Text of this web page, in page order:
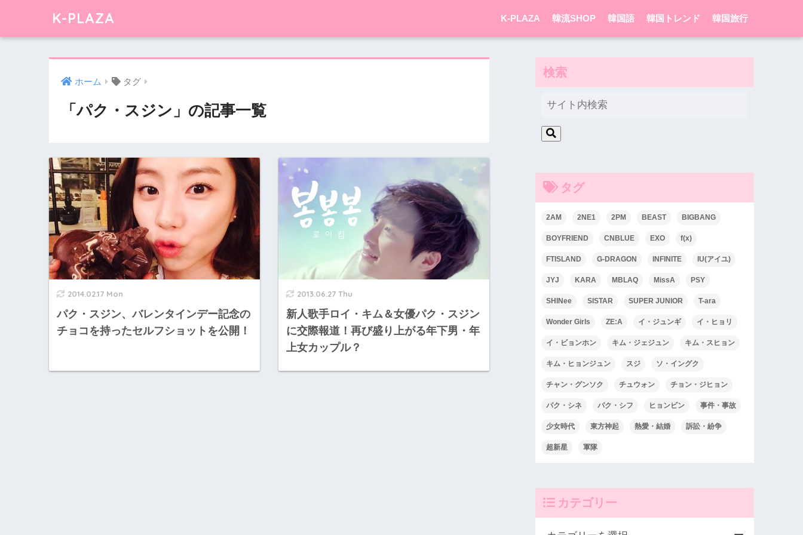
K-PLAZA K-PLAZA 韓流SHOP 韓国語 韓国トレンド 韓国旅行
ホーム タグ
「パク・スジン」の記事一覧
2014.02.17 Mon
パク・スジン、バレンタインデー記念の
チョコを持ったセルフショットを公開！
2013.06.27 Thu
新人歌手ロイ・キム＆女優パク・スジン
に交際報道！再び盛り上がる年下男・年
上女カップル？
検索
タグ
2AM 2NE1 2PM BEAST BIGBANG
BOYFRIEND CNBLUE EXO f(x)
FTISLAND G-DRAGON INFINITE IU(アイユ)
JYJ KARA MBLAQ MissA PSY
SHINee SISTAR SUPER JUNIOR T-ara
Wonder Girls ZE:A イ・ジュンギ イ・ヒョリ
イ・ビョンホン キム・ジェジュン キム・スヒョン
キム・ヒョンジュン スジ ソ・イングク
チャン・グンソク チュウォン チョン・ジヒョン
パク・シネ パク・シフ ヒョンビン 事件・事故
少女時代 東方神起 熱愛・結婚 訴訟・紛争
超新星 軍隊
カテゴリー